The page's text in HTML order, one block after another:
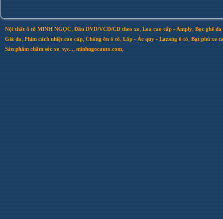
Nội thất ô tô MINH NGỌC, Đầu DVD/VCD/CD theo xe, Loa cao cấp - Amply, Bọc ghế
Giả da, Phim cách nhiệt cao cấp, Chống ồn ô tô, Lốp - Ắc quy - Lazang ô tô, Bạt phủ xe
Sản phẩm chăm sóc xe, v,v..., minhngocauto.com,